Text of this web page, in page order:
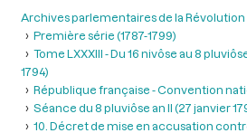
Archives parlementaires de la Révolution
Première série (1787-1799)
Tome LXXXIII - Du 16 nivôse au 8
1794)
République française - Convention
Séance du 8 pluviôse an II (27 janvier
10. Décret de mise en accusation